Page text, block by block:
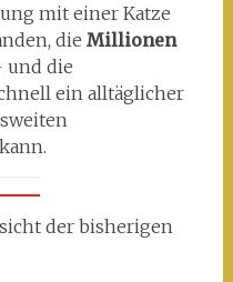
mit einer Katze
die Millionen
die
ein alltäglicher
der bisherigen